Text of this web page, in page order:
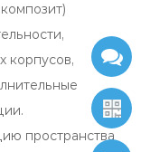
корпусов,
пространства